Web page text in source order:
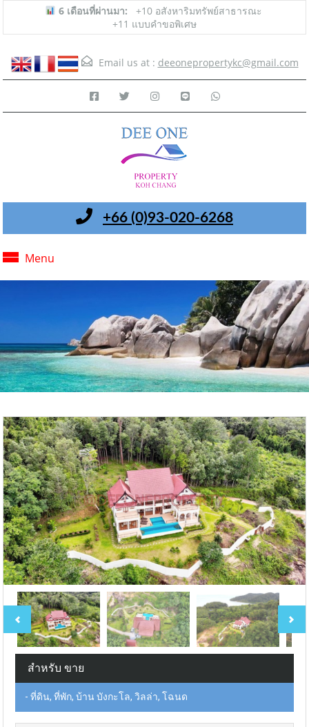
6 เดือนที่ผ่านมา:
+10 อสังหาริมทรัพย์สาธารณะ
+11 แบบคำขอพิเศษ
Email us at : deeonepropertykc@gmail.com
+66 (0)93-020-6268
Menu
สำหรับ ขาย
- ที่ดิน, ที่พัก, บ้าน บังกะโล, วิลล่า, โฉนด